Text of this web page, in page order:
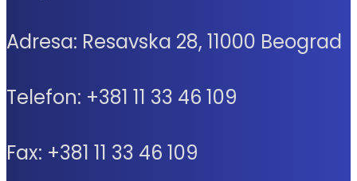
Adresa: Resavska 28, 11000 Beograd
Telefon: +381 11 33 46 109
Fax: +381 11 33 46 109